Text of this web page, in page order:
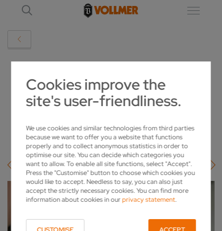
Cookies improve the
site's user-friendliness.
We use cookies and similar technologies from third parties
because we want to offer you a website that functions
properly and to collect anonymous statistics in order to
optimise our site. You can decide which categories you
want to allow. To enable all site functions, select "Accept".
Press the "Customise" button to choose which cookies you
would like to accept. Needless to say, you can also just
accept the strictly necessary cookies. You can find more
information about cookies in ourprivacy statement.
VOLLMER STARTET VISUAL SUPPORT
2020-03-31